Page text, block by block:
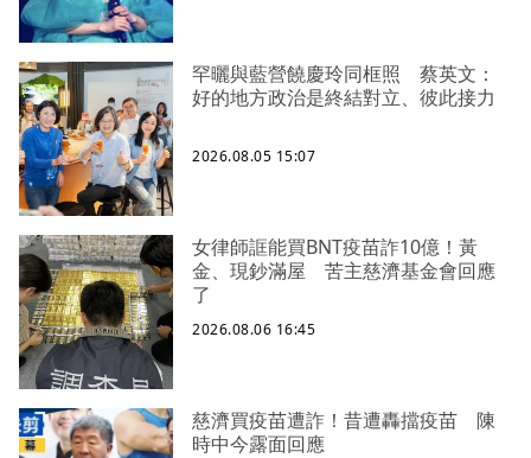
罕曬與藍營饒慶玲同框照 蔡英文：
好的地方政治是終結對立、彼此接力
2026.08.05 15:07
女律師誆能買BNT疫苗詐10億！黃
金、現鈔滿屋 苦主慈濟基金會回應
了
2026.08.06 16:45
慈濟買疫苗遭詐！昔遭轟擋疫苗 陳
時中今露面回應